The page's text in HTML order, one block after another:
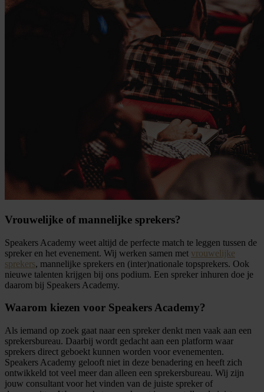
Vrouwelijke of mannelijke sprekers?
Speakers Academy weet altijd de perfecte match te leggen tussen de
spreker en het evenement. Wij werken samen met vrouwelijke
sprekers, mannelijke sprekers en (inter)nationale topsprekers. Ook
nieuwe talenten krijgen bij ons podium. Een spreker inhuren doe je
daarom bij Speakers Academy.
Waarom kiezen voor Speakers Academy?
Als iemand op zoek gaat naar een spreker denkt men vaak aan een
sprekersbureau. Daarbij wordt gedacht aan een platform waar
sprekers direct geboekt kunnen worden voor evenementen.
Speakers Academy gelooft niet in deze benadering en heeft zich
ontwikkeld tot veel meer dan alleen een sprekersbureau. Wij zijn
jouw consultant voor het vinden van de juiste spreker of